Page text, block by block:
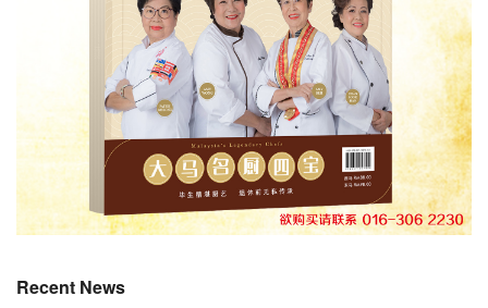
Recent News